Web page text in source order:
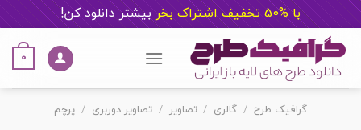
با %50 تخفیف اشتراک بخر بیشتر دانلود کن!
content
0
گرافیک طرح / گالری / تصاویر / تصاویر دوربری / پرچم